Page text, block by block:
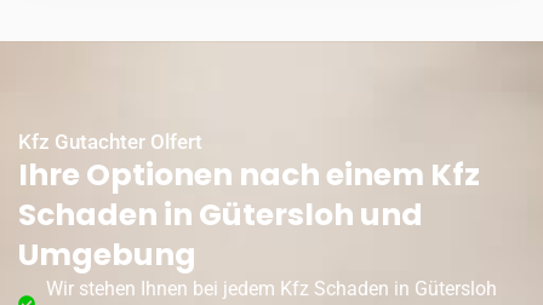
Kfz Gutachter Olfert
Ihre Optionen nach einem Kfz
Schaden in Gütersloh und
Umgebung
Wir stehen Ihnen bei jedem Kfz Schaden in Gütersloh